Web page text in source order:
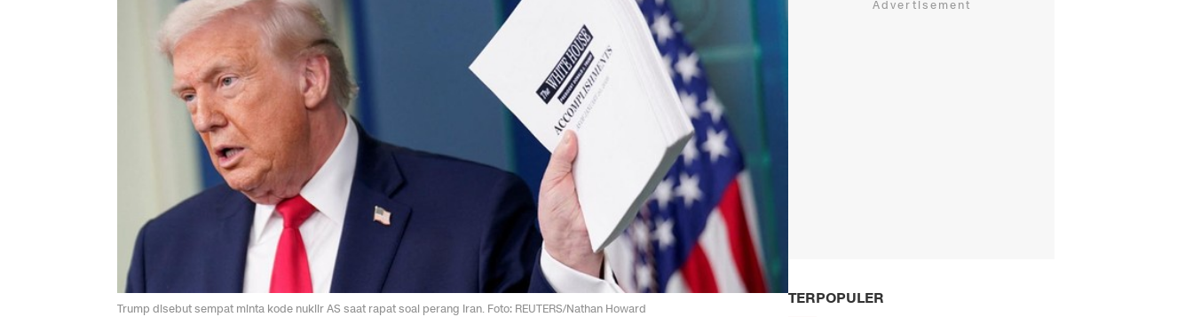
Trump disebut sempat minta kode nuklir AS saat rapat soal perang Iran. Foto: REUTERS/Nathan Howard
TERPOPULER